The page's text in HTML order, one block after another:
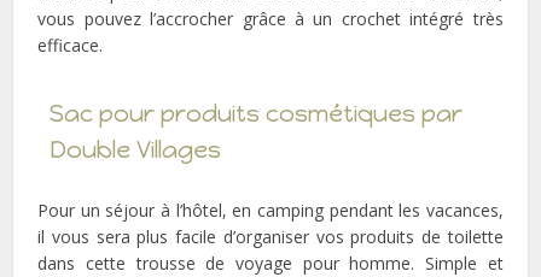
vous pouvez l’accrocher grâce à un crochet intégré très
efficace.
Sac pour produits cosmétiques par
Double Villages
Pour un séjour à l’hôtel, en camping pendant les vacances,
il vous sera plus facile d’organiser vos produits de toilette
dans cette trousse de voyage pour homme. Simple et